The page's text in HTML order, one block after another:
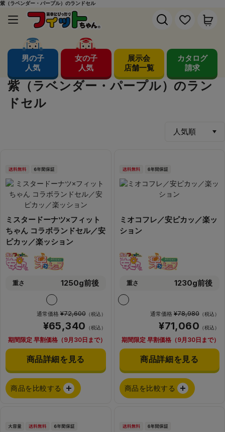
紫（ラベンダー・パープル）のランドセル
男の子
人気
女の子
人気
展示会
店舗一覧
カタログ
請求
紫（ラベンダー・パープル）のラン
ドセル
ミスタードーナツ×フィット
ちゃん コラボランドセル／安
ピカッ／楽ッション
重さ 1250g前後
通常価格¥72,600（税込）
¥65,340 （税込）
期間限定 早割価格（9月30日まで）
商品詳細を見る
商品を比較する
ミオコフレ／安ピカッ／楽ッ
ション
重さ 1230g前後
通常価格 ¥78,980 （税込）
¥71,060 （税込）
期間限定 早割価格（9月30日まで）
商品詳細を見る
商品を比較する